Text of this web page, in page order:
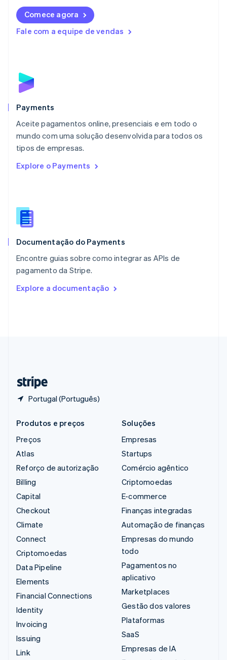
Comece agora
Fale com a equipe de vendas
Payments
Aceite pagamentos online, presenciais e em todo o
mundo com uma solução desenvolvida para todos os
tipos de empresas.
Explore o Payments
Documentação do Payments
Encontre guias sobre como integrar as APIs de
pagamento da Stripe.
Explore a documentação
Portugal (Português)
Lituânia
English
Luxemburgo
Malta
English
EspañolEnglish
English
Nova Zelândia
English
NederlandsEnglish
Português
RAE de Hong Kong, China
Reino Unido
República Tcheca
English
English
Produtos e preços
Preços
Atlas
Reforço de autorização
Billing
Capital
Checkout
Climate
Connect
Criptomoedas
Data Pipeline
Elements
Financial Connections
Identity
Invoicing
Issuing
Link
Soluções
Empresas
Startups
Comércio agêntico
Criptomoedas
E-commerce
Finanças integradas
Automação de finanças
Empresas do mundo
todo
Pagamentos no
aplicativo
Marketplaces
Gestão dos valores
Plataformas
SaaS
Empresas de IA